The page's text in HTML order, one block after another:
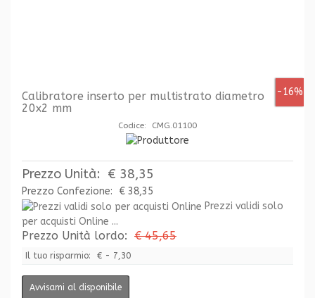
-16%
Calibratore inserto per multistrato diametro
20x2 mm
Codice: CMG.01100
Prezzo Unità: € 38,35
Prezzo Confezione:
€ 38,35
Prezzi validi solo
per acquisti Online ...
Prezzo Unità lordo: € 45,65
Il tuo risparmio: € - 7,30
Avvisami al disponibile